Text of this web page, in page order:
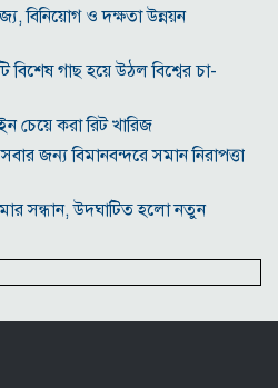
বিনিয়োগ ও দক্ষতা উন্নয়ন
বিশেষ গাছ হয়ে উঠল বিশ্বের চা-
চেয়ে করা রিট খারিজ
জন্য বিমানবন্দরে সমান নিরাপত্তা
সন্ধান, উদ্ঘাটিত হলো নতুন
১০ সুফি সাধক
লোভে সেনাদের বিয়ে, সামনে